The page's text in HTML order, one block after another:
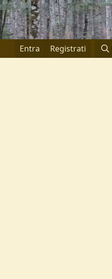
Entra Registrati